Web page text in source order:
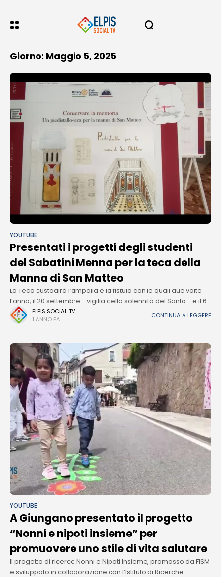
Giorno: Maggio 5, 2025
YOUTUBE
Presentati i progetti degli studenti
del Sabatini Menna per la teca della
Manna di San Matteo
La Teca custodirà l’ampolla e la fistula con le quali due volte
l’anno, il 20 settembre - vigilia della solennità del Santo - e il 6
maggio - memoria della
ELPIS SOCIAL TV
1 ANNO FA
CONTINUA A LEGGERE
YOUTUBE
A Giungano presentato il progetto
“Nonni e nipoti insieme” per
promuovere uno stile di vita salutare
Il progetto di ricerca Nonni e Nipoti Insieme, promosso da FISM
e sviluppato in collaborazione con l’Istituto di Ricerche